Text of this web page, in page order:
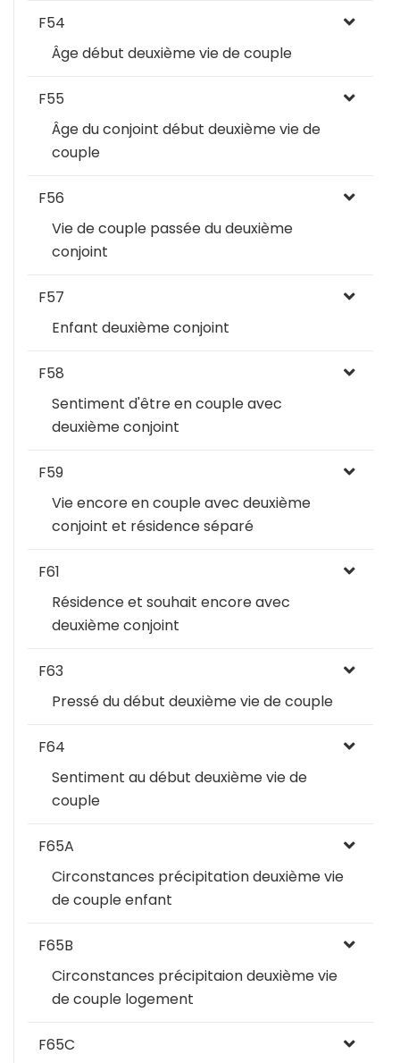
F54
Âge début deuxième vie de couple
F55
Âge du conjoint début deuxième vie de
couple
F56
Vie de couple passée du deuxième
conjoint
F57
Enfant deuxième conjoint
F58
Sentiment d'être en couple avec
deuxième conjoint
F59
Vie encore en couple avec deuxième
conjoint et résidence séparé
F61
Résidence et souhait encore avec
deuxième conjoint
F63
Pressé du début deuxième vie de couple
F64
Sentiment au début deuxième vie de
couple
F65A
Circonstances précipitation deuxième vie
de couple enfant
F65B
Circonstances précipitaion deuxième vie
de couple logement
F65C